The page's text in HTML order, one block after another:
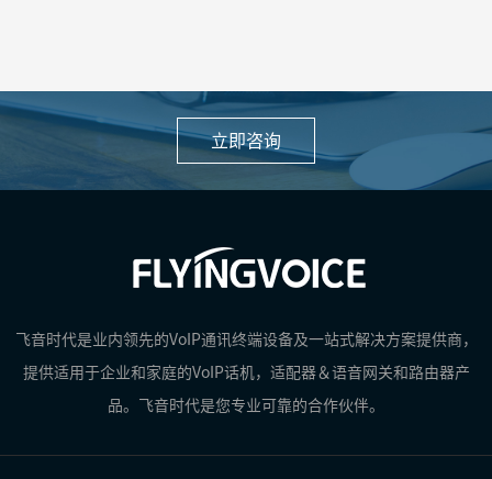
立即咨询
飞音时代是业内领先的VoIP通讯终端设备及一站式解决方案提供商，
提供适用于企业和家庭的VoIP话机，适配器＆语音网关和路由器产
品。飞音时代是您专业可靠的合作伙伴。